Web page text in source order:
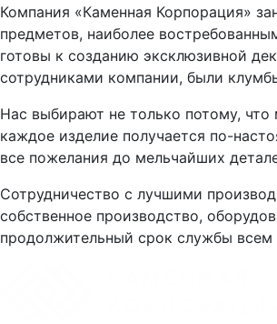
Компания «Каменная Корпорация»
предметов, наиболее
готовы к созданию эксклюзивной
сотрудниками компании, были
Нас выбирают не только потому,
каждое изделие получается по-
все пожелания до мельчайших
Сотрудничество с лучшими
собственное производство,
продолжительный срок службы